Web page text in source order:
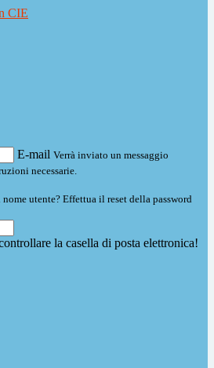
CIE
E-mail Verrà inviato un messaggio
necessarie.
utente? Effettua il reset della password
la casella di posta elettronica!